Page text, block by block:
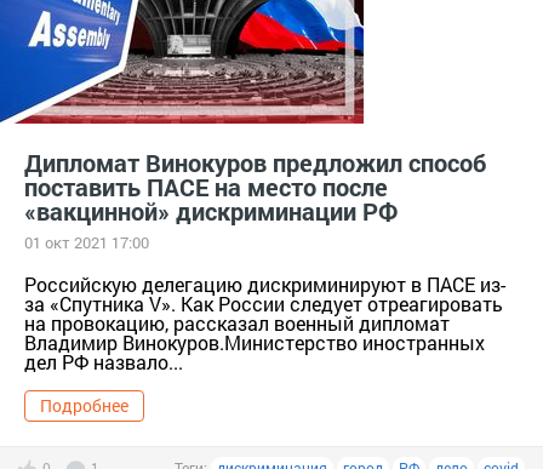
Дипломат Винокуров предложил способ
поставить ПАСЕ на место после
«вакцинной» дискриминации РФ
01 окт 2021 17:00
Российскую делегацию дискриминируют в ПАСЕ из-
за «Спутника V». Как России следует отреагировать
на провокацию, рассказал военный дипломат
Владимир Винокуров.Министерство иностранных
дел РФ назвало...
Подробнее